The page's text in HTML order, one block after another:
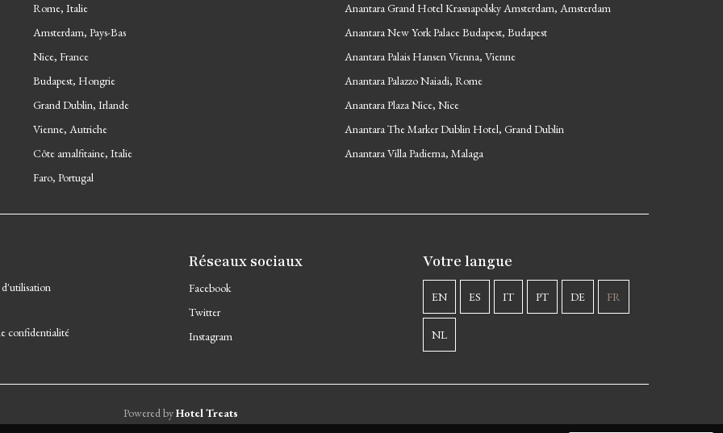
Rome, Italie
Amsterdam, Pays-Bas
Nice, France
Budapest, Hongrie
Grand Dublin, Irlande
Vienne, Autriche
Côte amalfitaine, Italie
Faro, Portugal
Anantara Grand Hotel Krasnapolsky Amsterdam, Amsterdam
Anantara New York Palace Budapest, Budapest
Anantara Palais Hansen Vienna, Vienne
Anantara Palazzo Naiadi, Rome
Anantara Plaza Nice, Nice
Anantara The Marker Dublin Hotel, Grand Dublin
Anantara Villa Padierna, Malaga
confidentialité
Réseaux sociaux
Facebook
Twitter
Instagram
Votre langue
EN ES IT PT DE FR
NL
Powered byHotel Treats